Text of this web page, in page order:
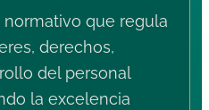
que regula
derechos,
del personal
la excelencia